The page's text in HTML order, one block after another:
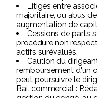
Litiges entre
majoritaire, ou abus
augmentation de
Cessions de parts
procédure non
actifs surévalués.
Caution du
remboursement d'un
peut poursuivre le
Bail commercial :